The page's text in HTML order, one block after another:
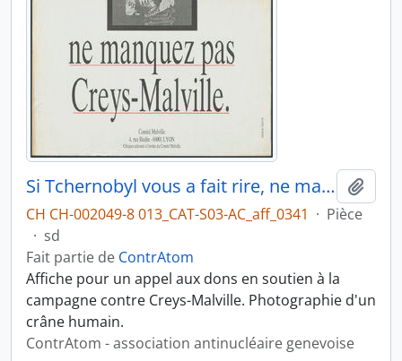
Si Tchernobyl vous a fait rire, ne manquez pas Creys-Malville
CH CH-002049-8 013_CAT-S03-AC_aff_0341 · Pièce
· sd
Fait partie de ContrAtom
Affiche pour un appel aux dons en soutien à la
campagne contre Creys-Malville. Photographie d'un
crâne humain.
ContrAtom - association antinucléaire genevoise